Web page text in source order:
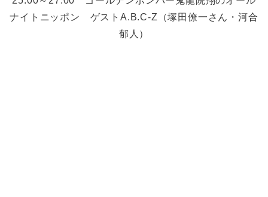
ナイトニッポン ゲストA.B.C-Z（塚田僚一さん・河合
郁人）